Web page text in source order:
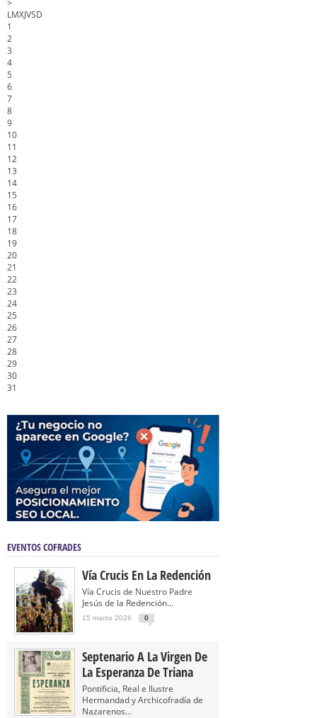
LMXJVSD
1
2
3
4
5
6
7
8
9
10
11
12
13
14
15
16
17
18
19
20
21
22
23
24
25
26
27
28
29
30
31
EVENTOS COFRADES
Vía Crucis En La Redención
Vía Crucis de Nuestro Padre
Jesús de la Redención...
15 marzo 2026 0
Septenario A La Virgen De
La Esperanza De Triana
Pontificia, Real e Ilustre
Hermandad y Archicofradía de
Nazarenos...